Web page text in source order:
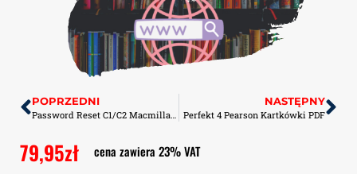
POPRZEDNI
Password Reset C1/C2 Macmillan Kartkówki PDF
NASTĘPNY
Perfekt 4 Pearson Kartkówki PDF
79,95zł cena zawiera 23% VAT